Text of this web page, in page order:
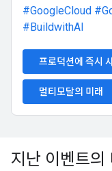
#GoogleCloud
#BuildwithAI
프로덕션에 즉시
멀티모달의 미래
지난 이벤트의